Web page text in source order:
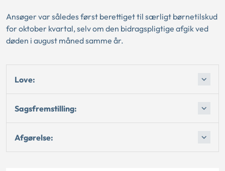
Ansøger var således først berettiget til særligt børnetilskud
for oktober kvartal, selv om den bidragspligtige afgik ved
døden i august måned samme år.
Love:
Sagsfremstilling:
Afgørelse: